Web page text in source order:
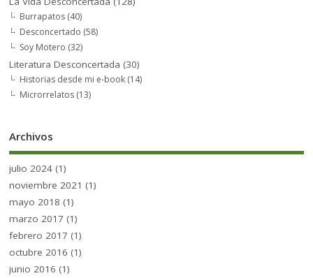
Burrapatos (40)
Desconcertado (58)
Soy Motero (32)
Literatura Desconcertada (30)
Historias desde mi e-book (14)
Microrrelatos (13)
Archivos
julio 2024 (1)
noviembre 2021 (1)
mayo 2018 (1)
marzo 2017 (1)
febrero 2017 (1)
octubre 2016 (1)
junio 2016 (1)